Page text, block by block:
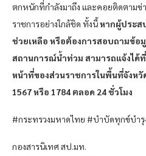
ตกหนักที่กำลังมาถึง และคอยติดตามข่
ราชการอย่างใกล้ชิด ทั้งนี้หากผู้ประส
ช่วยเหลือ หรือต้องการสอบถามข้อ
สถานการณ์น้ำท่วม สามารถแจ้งได้
หน้าที่ของส่วนราชการในพื้นที่จังห
1567 หรือ 1784 ตลอด 24 ชั่วโมง
#กระทรวงมหาดไทย #บำบัดทุกข์บำรุ
กองสารนิเทศ สป.มท.